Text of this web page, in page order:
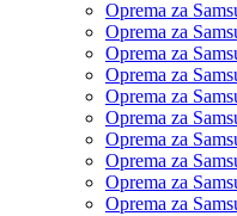
Oprema za
Oprema za
Oprema za
Oprema za
Oprema za
Oprema za
Oprema za
Oprema za
Oprema za
Oprema za